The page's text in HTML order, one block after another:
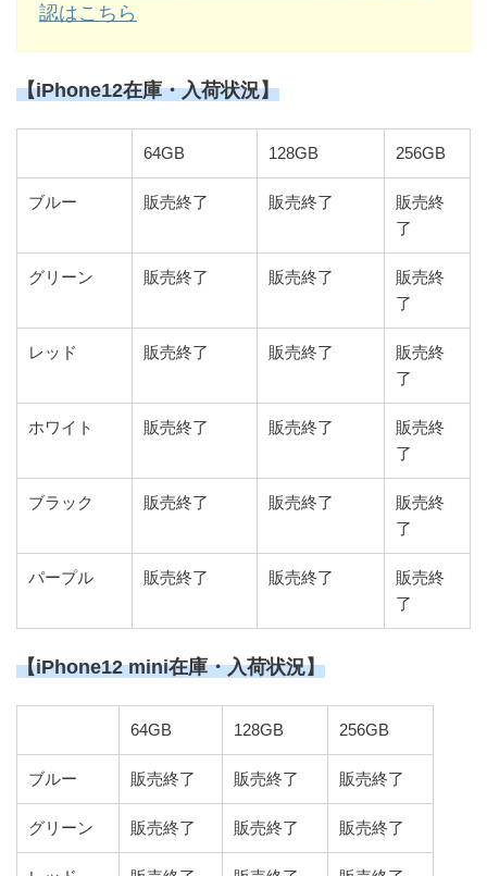
認はこちら
【iPhone12在庫・入荷状況】
64GB 128GB 256GB
ブルー 販売終了 販売終了
販売終
了
グリーン 販売終了 販売終了
販売終
了
レッド 販売終了 販売終了
販売終
了
ホワイト 販売終了 販売終了
販売終
了
ブラック 販売終了 販売終了
販売終
了
パープル 販売終了 販売終了
販売終
了
【iPhone12 mini在庫・入荷状況】
64GB 128GB 256GB
ブルー 販売終了 販売終了 販売終了
グリーン 販売終了 販売終了 販売終了